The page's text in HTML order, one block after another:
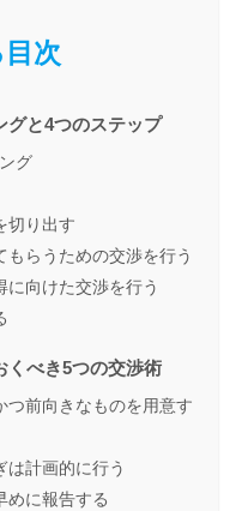
次
グと4つのステップ
グ
切り出す
もらうための交渉を行う
に向けた交渉を行う
くべき5つの交渉術
つ前向きなものを用意す
は計画的に行う
めに報告する